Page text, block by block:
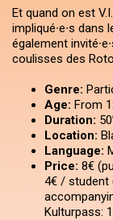
Et quand on est
impliqué∙e∙s
également
coulisses des
Genre:
Age: From
Duration:
Location:
Language:
Price: 8€
4€ /
Kulturpass: